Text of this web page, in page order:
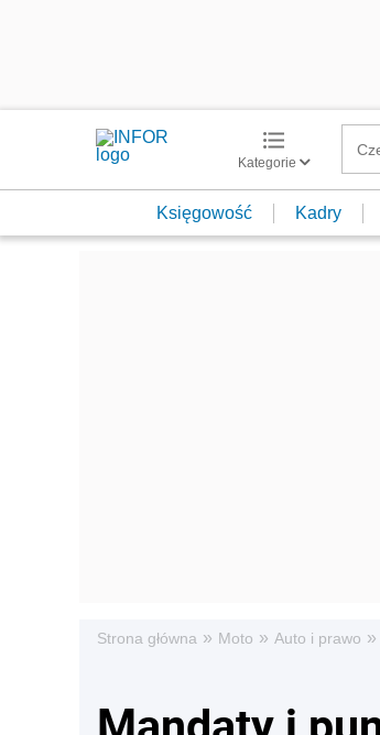
Kategorie
Księgowość Kadry
Strona główna » Moto » Auto i prawo »